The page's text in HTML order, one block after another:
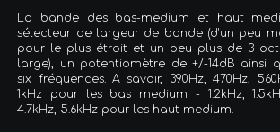
La bande des bas-medium et haut
sélecteur de largeur de bande (d'un peu
pour le plus étroit et un peu plus de 3
large), un potentiomètre de +/-14dB ainsi
six fréquences. A savoir, 390Hz, 470Hz,
1kHz pour les bas medium - 1.2kHz,
4.7kHz, 5.6kHz pour les haut medium.